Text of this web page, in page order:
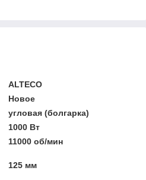
ALTECO
Новое
угловая (болгарка)
1000 Вт
11000 об/мин
125 мм